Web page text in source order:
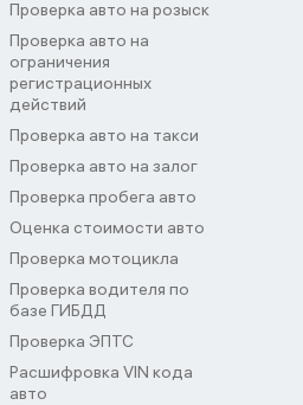
Проверка авто на розыск
Проверка авто на
ограничения
регистрационных
действий
Проверка авто на такси
Проверка авто на залог
Проверка пробега авто
Оценка стоимости авто
Проверка мотоцикла
Проверка водителя по
базе ГИБДД
Проверка ЭПТС
Расшифровка VIN кода
авто